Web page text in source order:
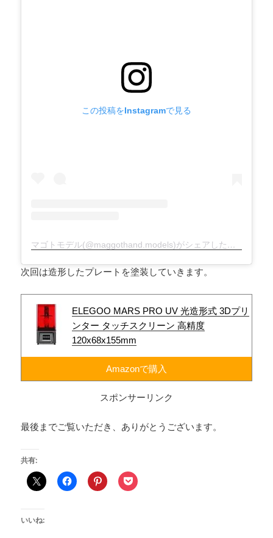
この投稿をInstagramで見る
マゴトモデル(@maggothand.models)がシェアした投稿
次回は造形したプレートを塗装していきます。
ELEGOO MARS PRO UV 光造形式 3Dプリ
ンター タッチスクリーン 高精度
120x68x155mm
Amazonで購入
スポンサーリンク
最後までご覧いただき、ありがとうございます。
共有:
いいね: